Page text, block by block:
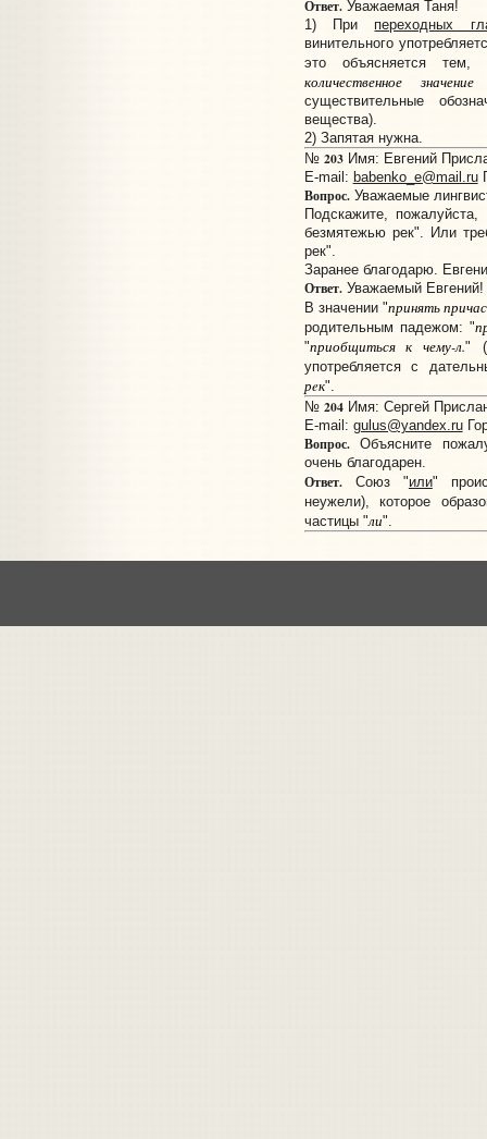
Ответ.Уважаемая Таня!
1) Припереходных
винительного
это объясняется
количественное значение
существительные
вещества).
2) Запятая нужна.
№ 203Имя: Евгений
E-mail: babenko_e@mail.ru
Вопрос.Уважаемые
Подскажите,
бeзмятeжью рeк". Или
рeк".
Заранее благодарю.
Ответ.Уважаемый Евгений!
В значении "принять
родительным падежом: "
"приобщиться к чему-л."
употребляется с
рeк".
№ 204Имя: Сергей
E-mail: gulus@yandex.ru
Вопрос.Объясните
очень благодарен.
Ответ.Союз "или"
неужели), которое
частицы "ли".